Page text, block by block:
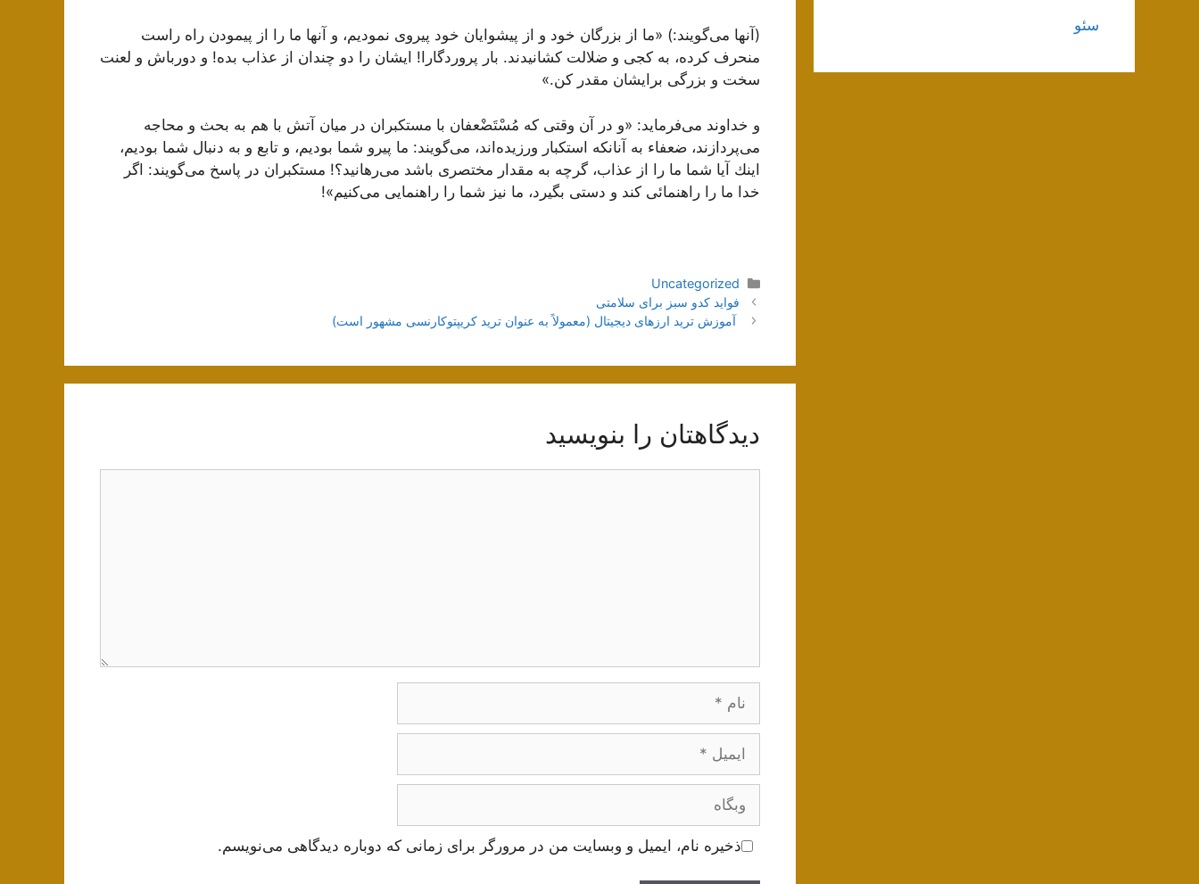
(آنها مى‌گویند:) «ما از بزرگان خود و از پیشوایان خود پیروى نمودیم، و آنها ما را از پیمودن راه راست
منحرف كرده، به كجى و ضلالت كشانیدند. بار پروردگارا! ایشان را دو چندان از عذاب بده! و دورباش و لعنت
سخت و بزرگى برایشان مقدر كن.»
و خداوند مى‌فرماید: «و در آن وقتى كه مُسْتَضْعفان با مستكبران در میان آتش با هم به بحث و محاجه
مى‌پردازند، ضعفاء به آنانكه استكبار ورزیده‌اند، مى‌گویند: ما پیرو شما بودیم، و تابع و به دنبال شما بودیم،
اینك آیا شما ما را از عذاب، گرچه به مقدار مختصرى باشد مى‌رهانید؟! مستكبران در پاسخ مى‌گویند: اگر
خدا ما را راهنمائى كند و دستى بگیرد، ما نیز شما را راهنمایى مى‌كنیم»!
دسته‌ها
Uncategorized
ناوبری
نوشته‌ها
فواید کدو سبز برای سلامتی
آموزش ترید ارزهای دیجیتال (معمولاً به عنوان ترید کریپتوکارنسی مشهور است)
دیدگاهتان را بنویسید
ایمیل
وبگاه
ذخیره نام، ایمیل و وبسایت من در مرورگر برای زمانی که دوباره دیدگاهی می‌نویسم.
سئو